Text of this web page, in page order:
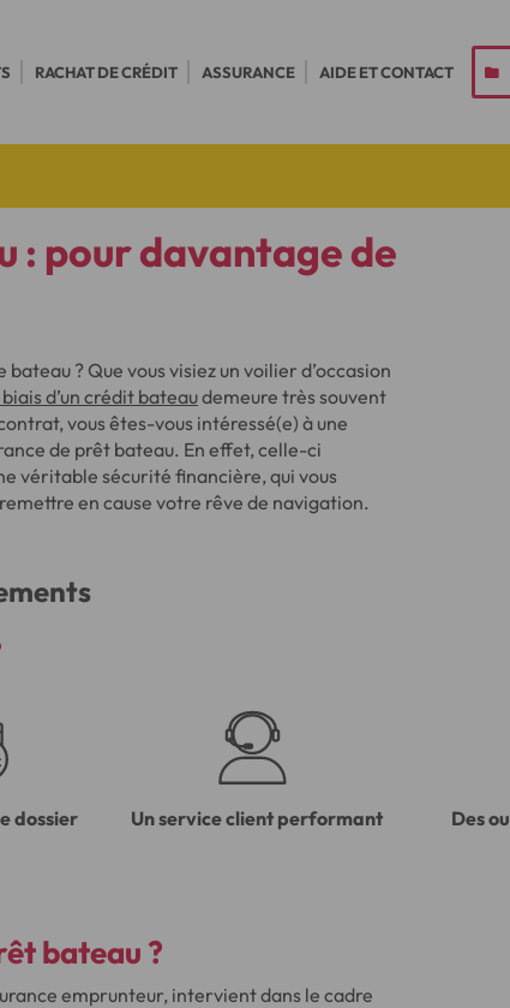
RACHAT DE CRÉDIT ASSURANCE AIDE ET CONTACT
: pour davantage de
? Que vous visiez un voilier d’occasion
d’un crédit bateaudemeure très souvent
vous êtes-vous intéressé(e) à une
de prêt bateau. En effet, celle-ci
véritable sécurité financière, qui vous
en cause votre rêve de navigation.
dossier Un service client performant Des
bateau ?
emprunteur, intervient dans le cadre